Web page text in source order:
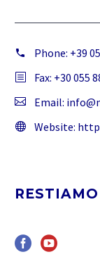
Phone: +39
Fax: +30 055
Email:
Website: